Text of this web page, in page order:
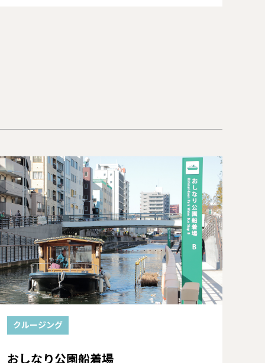
クルージング
おしなり公園船着場